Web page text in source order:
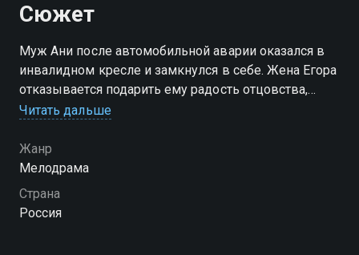
Сюжет
Муж Ани после автомобильной аварии оказался в
инвалидном кресле и замкнулся в себе. Жена Егора
отказывается подарить ему радость отцовства,
чтобы не жертвовать фигурой и карьерой. Аня ради
Егора малыша
Читать дальше
Жанр
Мелодрама
Страна
Россия